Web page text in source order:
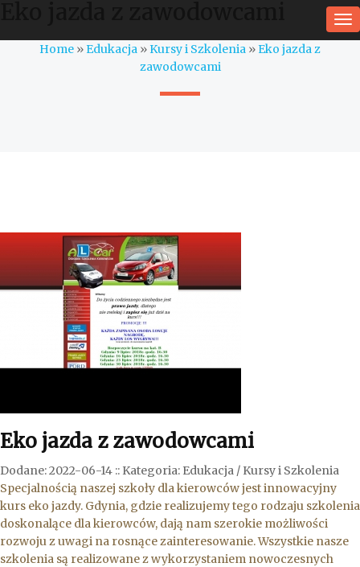
Home » Edukacja »Kursy i Szkolenia » Eko jazda z
zawodowcami
Eko jazda z zawodowcami
Dodane: 2022-06-14 :: Kategoria: Edukacja / Kursy i Szkolenia
Specjalnością naszej szkoły dla kierowców jest innowacyjny
kurs eko jazdy. Gdynia, gdzie realizujemy tego rodzaju szkolenia
doskonalące dla kierowców, dają nam szerokie możliwości
rozwoju z uwagi na rosnące zainteresowanie. Wszystkie nasze
szkolenia są realizowane z wykorzystaniem nowoczesnych